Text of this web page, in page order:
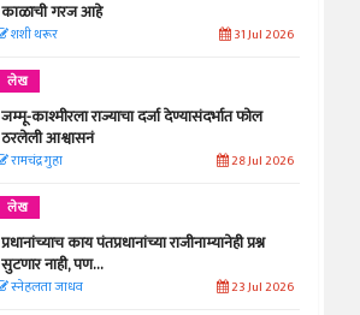
काळाची गरज आहे
शशी थरूर 31 Jul 2026
लेख
जम्मू-काश्मीरला राज्याचा दर्जा देण्यासंदर्भात फोल
ठरलेली आश्वासनं
रामचंद्र गुहा 28 Jul 2026
लेख
प्रधानांच्याच काय पंतप्रधानांच्या राजीनाम्यानेही प्रश्न
सुटणार नाही, पण...
स्नेहलता जाधव 23 Jul 2026